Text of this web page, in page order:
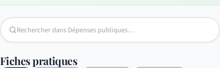
Fiches pratiques